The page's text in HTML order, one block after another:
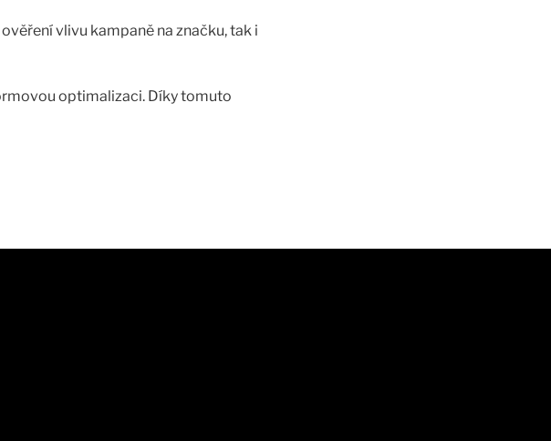
vlivu kampaně na značku, tak i
optimalizaci. Díky tomuto
pohled na značku a vliv kampaně,